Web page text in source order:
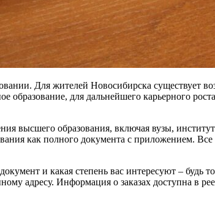
Для жителей Новосибирска существует
для дальнейшего карьерного
высшего образования, включая вузы,
как полного документа с приложением.
и какая степень вас интересуют – будь
адресу. Информация о заказах доступна в